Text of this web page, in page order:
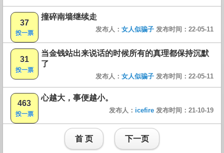
37
投一票
撞碎南墙继续走
发布人： 女人似骗子 发布时间：22-05-11
31
投一票
当金钱站出来说话的时候所有的真理都保持沉默
了
发布人： 女人似骗子 发布时间：22-05-11
463
投一票
心越大，事便越小。
发布人： icefire 发布时间：21-10-19
首 页 下一页